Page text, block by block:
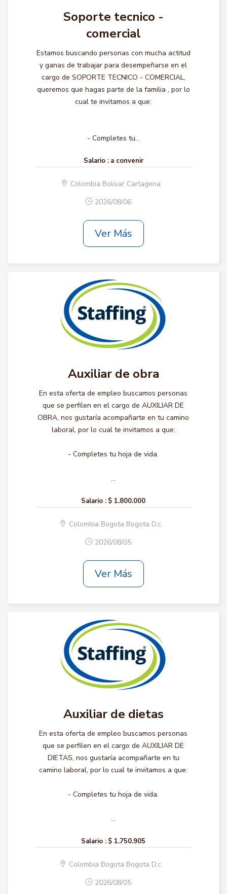
Soporte tecnico -
comercial
Estamos buscando personas con mucha actitud
y ganas de trabajar para desempeñarse en el
cargo de SOPORTE TECNICO - COMERCIAL,
queremos que hagas parte de la familia , por lo
cual te invitamos a que:
- Completes tu...
Salario : a convenir
Colombia Bolivar Cartagena
2026/08/06
Ver Más
Auxiliar de obra
En esta oferta de empleo buscamos personas
que se perfilen en el cargo de AUXILIAR DE
OBRA, nos gustaría acompañarte en tu camino
laboral, por lo cual te invitamos a que:
- Completes tu hoja de vida.
...
Salario : $ 1.800.000
Colombia Bogota Bogota D.c.
2026/08/05
Ver Más
Auxiliar de dietas
En esta oferta de empleo buscamos personas
que se perfilen en el cargo de AUXILIAR DE
DIETAS, nos gustaría acompañarte en tu
camino laboral, por lo cual te invitamos a que:
- Completes tu hoja de vida.
...
Salario : $ 1.750.905
Colombia Bogota Bogota D.c.
2026/08/05